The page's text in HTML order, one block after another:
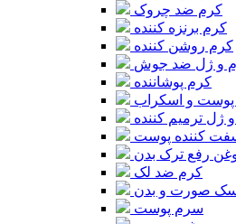
کرم ضد چروک
کرم برنزه کننده
کرم روشن کننده
و ژل ضد جوش
کرم پوشاننده
پوست و اسکراب
ژل ترمیم کننده
کننده پوست
رفع ترک بدن
کرم ضد لک
صورت و بدن
سرم پوست